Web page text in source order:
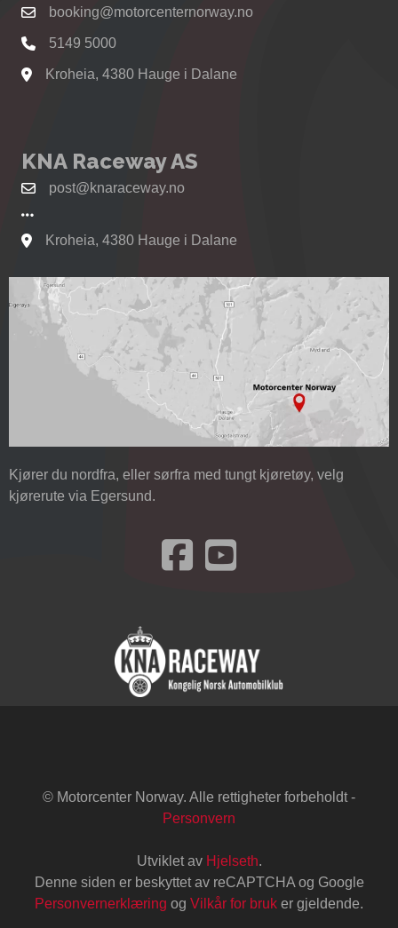
booking@motorcenternorway.no
5149 5000
Se kart til Motorcenter Norway i Sokndal
Kroheia, 4380 Hauge i Dalane
KNA Raceway AS
post@knaraceway.no
Se kart til Motorcenter Norway i Sokndal
Kroheia, 4380 Hauge i Dalane
Kjører du nordfra, eller sørfra med tungt kjøretøy, velg
kjørerute via Egersund.
Besøk oss på Facebook
© Motorcenter Norway. Alle rettigheter forbeholdt -
Personvern
Utviklet av Hjelseth.
Denne siden er beskyttet av reCAPTCHA og Google
Personvernerklæring og Vilkår for bruk er gjeldende.